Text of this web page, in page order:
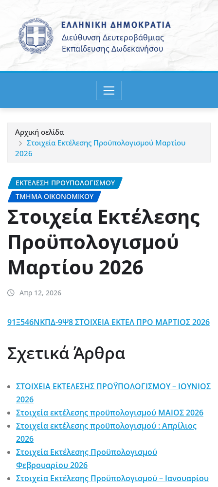
περιεχόμενο
Αρχική σελίδα
Στοιχεία Εκτέλεσης Προϋπολογισμού Μαρτίου
2026
ΕΚΤΈΛΕΣΗ ΠΡΟΎΠΟΛΟΓΙΣΜΟΥ
ΤΜΉΜΑ ΟΙΚΟΝΟΜΙΚΟΎ
Στοιχεία Εκτέλεσης
Προϋπολογισμού
Μαρτίου 2026
Απρ 12, 2026
91Ξ546ΝΚΠΔ-9Ψ8 ΣΤΟΙΧΕΙΑ ΕΚΤΕΛ ΠΡΟ ΜΑΡΤΙΟΣ 2026
Σχετικά Άρθρα
ΣΤΟΙΧΕΙΑ ΕΚΤΕΛΕΣΗΣ ΠΡΟΫΠΟΛΟΓΙΣΜΟΥ – ΙΟΥΝΙΟΣ
2026
Στοιχεία εκτέλεσης προϋπολογισμού ΜΑΙΟΣ 2026
Στοιχεία εκτέλεσης προϋπολογισμού : Απρίλιος
2026
Στοιχεία Εκτέλεσης Προϋπολογισμού
Φεβρουαρίου 2026
Στοιχεία Εκτέλεσης Προϋπολογισμού – Ιανουαρίου